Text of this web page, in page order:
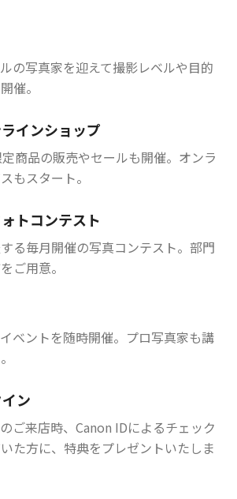
の写真家を迎えて撮影レベルや目的
催。
インショップ
商品の販売やセールも開催。オンラ
もスタート。
トコンテスト
る毎月開催の写真コンテスト。部門
ご用意。
ベントを随時開催。プロ写真家も講
ン
ご来店時、Canon IDによるチェック
た方に、特典をプレゼントいたしま